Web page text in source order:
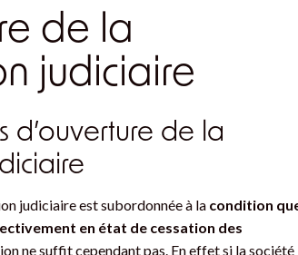
de la
judiciaire
d’ouverture de la
judiciaire est subordonnée à la condition
en état de cessation des
ne suffit cependant pas. En effet si la société